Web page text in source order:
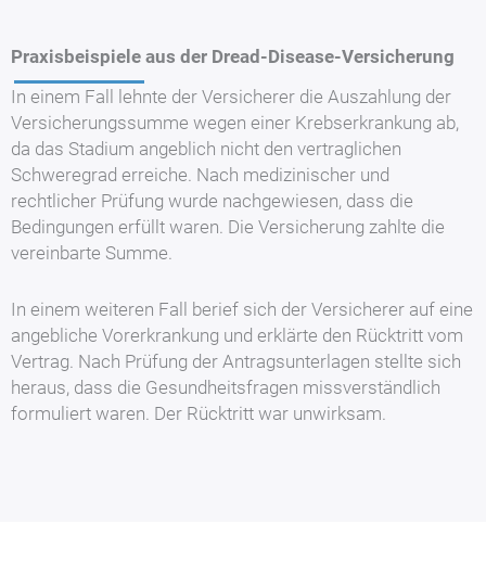
Praxisbeispiele aus der Dread-Disease-Versicherung
In einem Fall lehnte der Versicherer die Auszahlung der
Versicherungssumme wegen einer Krebserkrankung ab,
da das Stadium angeblich nicht den vertraglichen
Schweregrad erreiche. Nach medizinischer und
rechtlicher Prüfung wurde nachgewiesen, dass die
Bedingungen erfüllt waren. Die Versicherung zahlte die
vereinbarte Summe.
In einem weiteren Fall berief sich der Versicherer auf eine
angebliche Vorerkrankung und erklärte den Rücktritt vom
Vertrag. Nach Prüfung der Antragsunterlagen stellte sich
heraus, dass die Gesundheitsfragen missverständlich
formuliert waren. Der Rücktritt war unwirksam.